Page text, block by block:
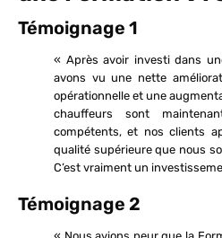
Témoignage 1
« Après avoir investi dans
avons vu une nette
opérationnelle et une
chauffeurs sont
compétents, et nos clients
qualité supérieure que nous
C’est vraiment un
Témoignage 2
« Nous avions peur que la